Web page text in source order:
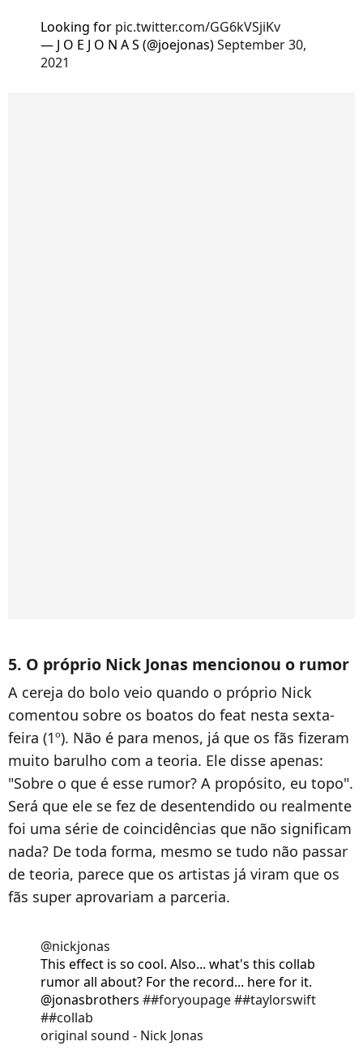
Looking for pic.twitter.com/GG6kVSjiKv
— J O E J O N A S (@joejonas)September 30,
2021
5. O próprio Nick Jonas mencionou o rumor
A cereja do bolo veio quando o próprio Nick
comentou sobre os boatos do feat nesta sexta-
feira (1º). Não é para menos, já que os fãs fizeram
muito barulho com a teoria. Ele disse apenas:
"Sobre o que é esse rumor? A propósito, eu topo".
Será que ele se fez de desentendido ou realmente
foi uma série de coincidências que não significam
nada? De toda forma, mesmo se tudo não passar
de teoria, parece que os artistas já viram que os
fãs super aprovariam a parceria.
@nickjonas
This effect is so cool. Also... what's this collab
rumor all about? For the record... here for it.
@jonasbrothers ##foryoupage##taylorswift
##collab
original sound - Nick Jonas